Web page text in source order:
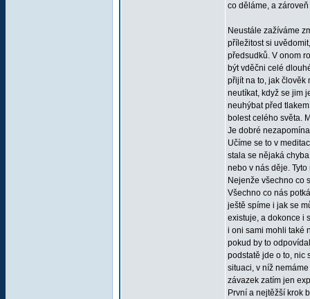
co děláme, a
Neustále zažíváme
příležitost si
předsudků. V onom
být vděčni celé
přijít na to, jak člověk
neutíkat, když se jim
neuhýbat před
bolest celého světa.
Je dobré
Učíme se to v
stala se nějaká
nebo v nás děje.
Nejenže všechno co
Všechno co nás
ještě spíme i jak se
existuje, a dokonce i
i oni sami mohli také
pokud by to
podstatě jde o to, nic
situaci, v níž
závazek zatím jen
První a nejtěžší krok